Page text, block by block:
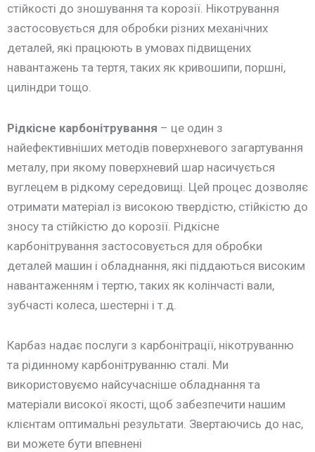
стійкості до зношування та корозії. Нікотрування
застосовується для обробки різних механічних
деталей, які працюють в умовах підвищених
навантажень та тертя, таких як кривошипи, поршні,
циліндри тощо.
Рідкісне карбонітрування – це один з
найефективніших методів поверхневого загартування
металу, при якому поверхневий шар насичується
вуглецем в рідкому середовищі. Цей процес дозволяє
отримати матеріал із високою твердістю, стійкістю до
зносу та стійкістю до корозії. Рідкісне
карбонітрування застосовується для обробки
деталей машин і обладнання, які піддаються високим
навантаженням і тертю, таких як колінчасті вали,
зубчасті колеса, шестерні і т.д.
Карбаз надає послуги з карбонітрації, нікотруванню
та рідинному карбонітруванню сталі. Ми
використовуємо найсучасніше обладнання та
матеріали високої якості, щоб забезпечити нашим
клієнтам оптимальні результати. Звертаючись до нас,
ви можете бути впевнені